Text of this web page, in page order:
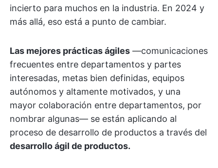
incierto para muchos en la industria. En 2024 y
más allá, eso está a punto de cambiar.
Las mejores prácticas ágiles —comunicaciones
frecuentes entre departamentos y partes
interesadas, metas bien definidas, equipos
autónomos y altamente motivados, y una
mayor colaboración entre departamentos, por
nombrar algunas— se están aplicando al
proceso de desarrollo de productos a través del
desarrollo ágil de productos.